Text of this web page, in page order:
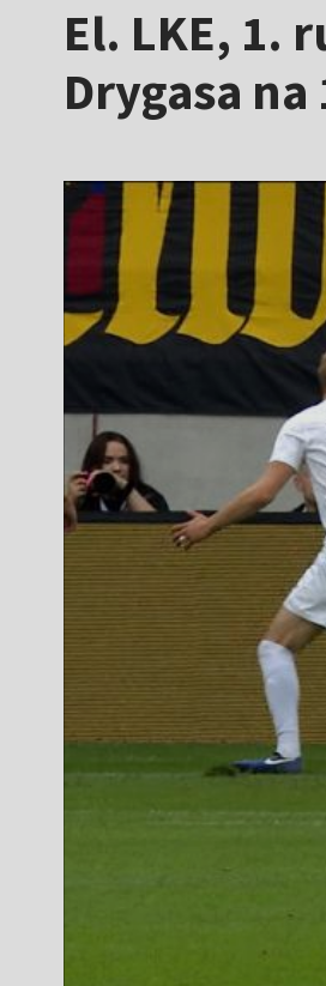
El. LKE, 1.
Drygasa na